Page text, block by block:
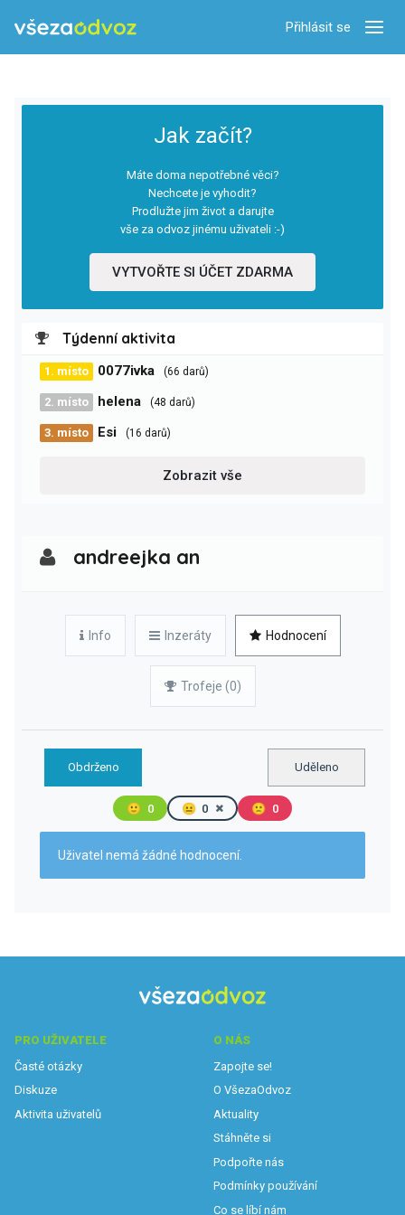
Přihlásit se
Jak začít?
Máte doma nepotřebné věci?
Nechcete je vyhodit?
Prodlužte jim život a darujte
vše za odvoz jinému uživateli :-)
VYTVOŘTE SI ÚČET ZDARMA
Týdenní aktivita
1. místo 0077ivka (66 darů)
2. místo helena (48 darů)
3. místo Esi (16 darů)
Zobrazit vše
andreejka an
Info Inzeráty Hodnocení
Trofeje (0)
Obdrženo Uděleno
🙂 0 😐 0 🙁 0
Uživatel nemá žádné hodnocení.
PRO UŽIVATELE
Časté otázky
Diskuze
Aktivita uživatelů
O NÁS
Zapojte se!
O VšezaOdvoz
Aktuality
Stáhněte si
Podpořte nás
Podmínky používání
Co se líbí nám